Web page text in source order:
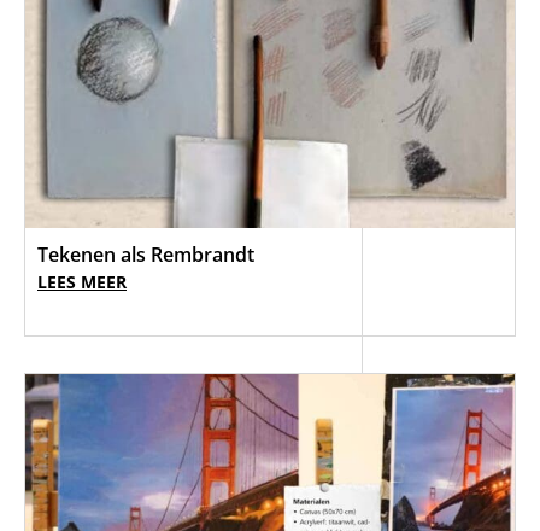
Tekenen als Rembrandt
LEES MEER